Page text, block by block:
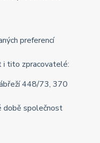
preferencí
i tito zpracovatelé:
448/73, 370
době společnost